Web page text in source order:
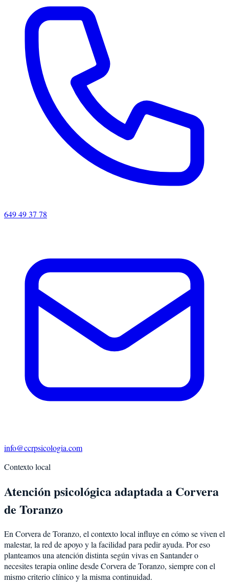
649 49 37 78
info@ccrpsicologia.com
Contexto local
Atención psicológica adaptada a Corvera
de Toranzo
En Corvera de Toranzo, el contexto local influye en cómo se viven el
malestar, la red de apoyo y la facilidad para pedir ayuda. Por eso
planteamos una atención distinta según vivas en Santander o
necesites terapia online desde Corvera de Toranzo, siempre con el
mismo criterio clínico y la misma continuidad.